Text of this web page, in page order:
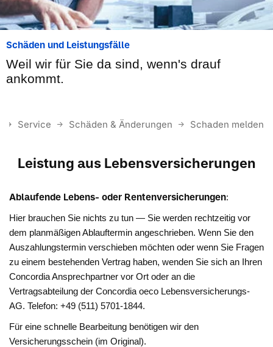
Schäden und Leistungsfälle
Weil wir für Sie da sind, wenn's drauf
ankommt.
Service Schäden & Änderungen Schaden melden
Leistung aus Lebensversicherungen
Ablaufende Lebens- oder Rentenversicherungen:
Hier brauchen Sie nichts zu tun — Sie werden rechtzeitig vor
dem planmäßigen Ablauftermin angeschrieben. Wenn Sie den
Auszahlungstermin verschieben möchten oder wenn Sie Fragen
zu einem bestehenden Vertrag haben, wenden Sie sich an Ihren
Concordia Ansprechpartner vor Ort oder an die
Vertragsabteilung der Concordia oeco Lebensversicherungs-
AG. Telefon: +49 (511) 5701-1844.
Für eine schnelle Bearbeitung benötigen wir den
Versicherungsschein (im Original).